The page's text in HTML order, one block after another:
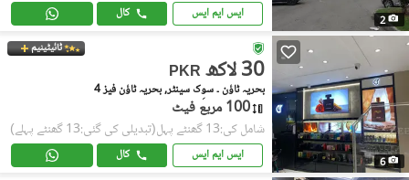
2 ایس ایم ایس کال
6
ٹائیٹینیم
PKR 30 لاکھ
بحریہ ٹاؤن ۔ سوِک سینٹر, بحریہ ٹاؤن فیز 4
100 مربع فیٹ
شامل کی:13 گھنٹے پہل (تبدیلی کی گئی:13 گھنٹے پہلے)
ایس ایم ایس کال